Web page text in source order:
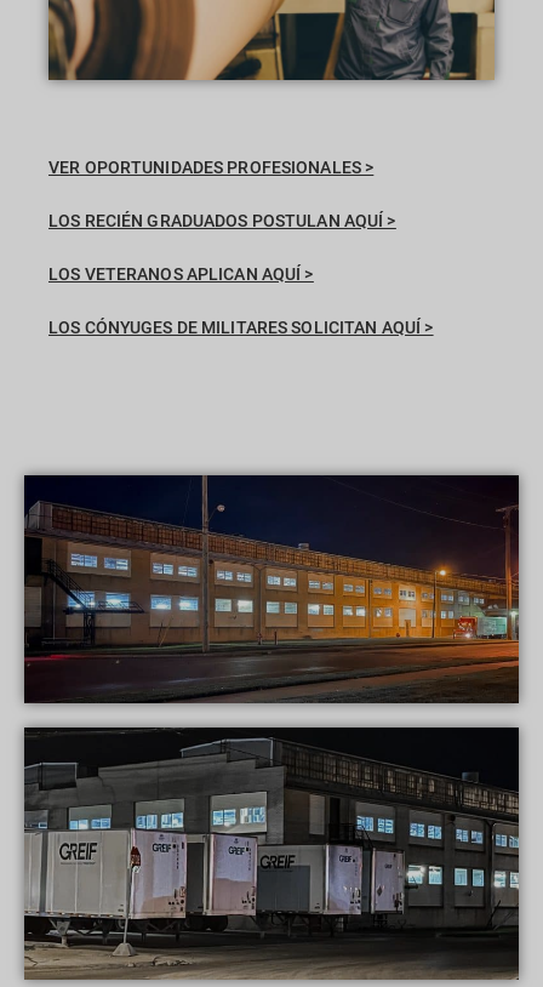
VER OPORTUNIDADES PROFESIONALES >
LOS RECIÉN GRADUADOS POSTULAN AQUÍ >
LOS VETERANOS APLICAN AQUÍ >
LOS CÓNYUGES DE MILITARES SOLICITAN AQUÍ >